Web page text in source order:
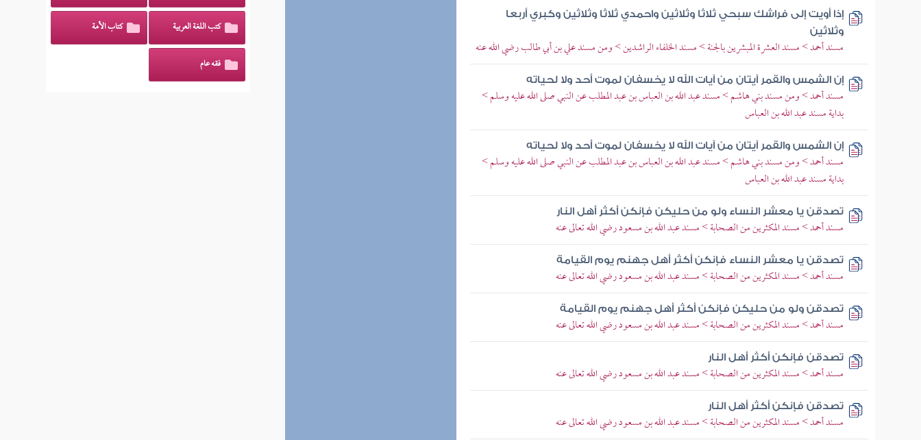
إذا أويت إلى فراشك سبحي ثلاثا وثلاثين واحمدي ثلاثا وثلاثين وكبري أربعا
وثلاثين
مسند أحمد > مسند العشرة المبشرين بالجنة > مسند الخلفاء الراشدين > ومن مسند علي بن أبي طالب رضي الله عنه
إن الشمس والقمر آيتان من آيات الله لا يخسفان لموت أحد ولا لحياته
مسند أحمد > ومن مسند بني هاشم > مسند عبد الله بن العباس بن عبد المطلب عن النبي صلى الله عليه وسلم >
بداية مسند عبد الله بن العباس
إن الشمس والقمر آيتان من آيات الله لا يخسفان لموت أحد ولا لحياته
مسند أحمد > ومن مسند بني هاشم > مسند عبد الله بن العباس بن عبد المطلب عن النبي صلى الله عليه وسلم >
بداية مسند عبد الله بن العباس
تصدقن يا معشر النساء ولو من حليكن فإنكن أكثر أهل النار
مسند أحمد > مسند المكثرين من الصحابة > مسند عبد الله بن مسعود رضي الله تعالى عنه
تصدقن يا معشر النساء فإنكن أكثر أهل جهنم يوم القيامة
مسند أحمد > مسند المكثرين من الصحابة > مسند عبد الله بن مسعود رضي الله تعالى عنه
تصدقن ولو من حليكن فإنكن أكثر أهل جهنم يوم القيامة
مسند أحمد > مسند المكثرين من الصحابة > مسند عبد الله بن مسعود رضي الله تعالى عنه
تصدقن فإنكن أكثر أهل النار
مسند أحمد > مسند المكثرين من الصحابة > مسند عبد الله بن مسعود رضي الله تعالى عنه
تصدقن فإنكن أكثر أهل النار
مسند أحمد > مسند المكثرين من الصحابة > مسند عبد الله بن مسعود رضي الله تعالى عنه
كتب اللغة العربية كتاب الأمة
فقه عام